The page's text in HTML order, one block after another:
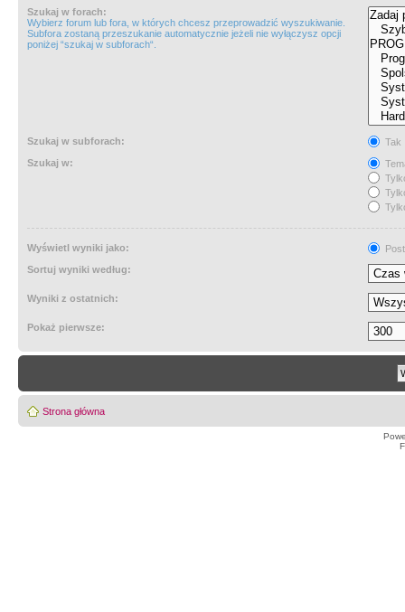
Szukaj w forach:
Wybierz forum lub fora, w których chcesz przeprowadzić wyszukiwanie.
Subfora zostaną przeszukanie automatycznie jeżeli nie wyłączysz opcji
poniżej “szukaj w subforach“.
Szukaj w subforach:
Tak
Szukaj w:
Wyświetl wyniki jako:
Sortuj wyniki według:
Wyniki z ostatnich:
Pokaż pierwsze:
Strona główna